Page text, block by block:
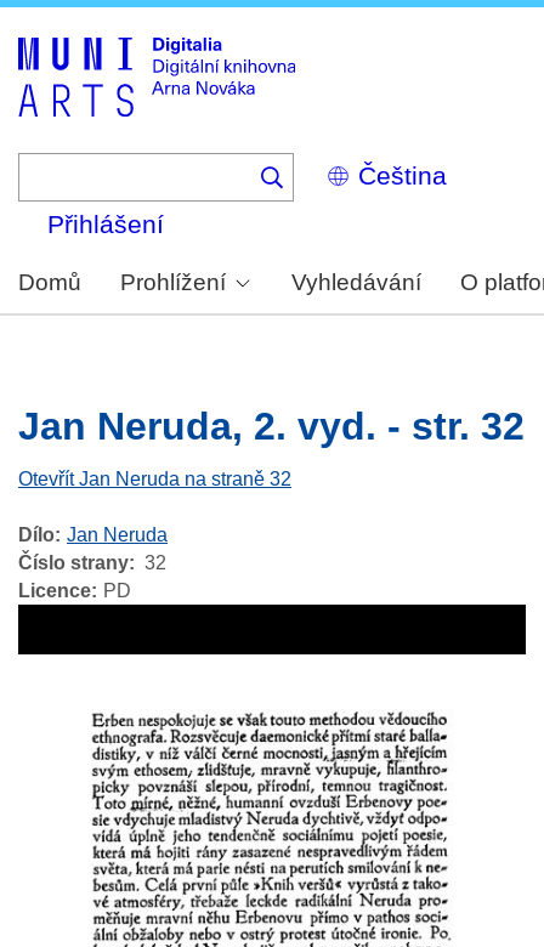
Select
your
Přihlášení
Domů Prohlížení Vyhledávání O
Jan Neruda, 2. vyd. - str. 32
Otevřít Jan Neruda na straně 32
Dílo Jan Neruda
Číslo strany
32
Licence
PD